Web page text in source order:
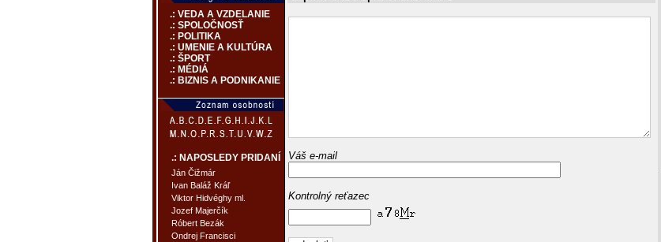
.: VEDA A VZDELANIE
.: SPOLOČNOSŤ
.: POLITIKA
.: UMENIE A KULTÚRA
.: ŠPORT
.: MÉDIÁ
.: BIZNIS A PODNIKANIE
.: NAPOSLEDY PRIDANÍ
Ján Čižmár
Ivan Baláž Kráľ
Viktor Hidvéghy ml.
Jozef Majerčík
Róbert Bezák
Ondrej Francisci
Váš e-mail
Kontrolný reťazec